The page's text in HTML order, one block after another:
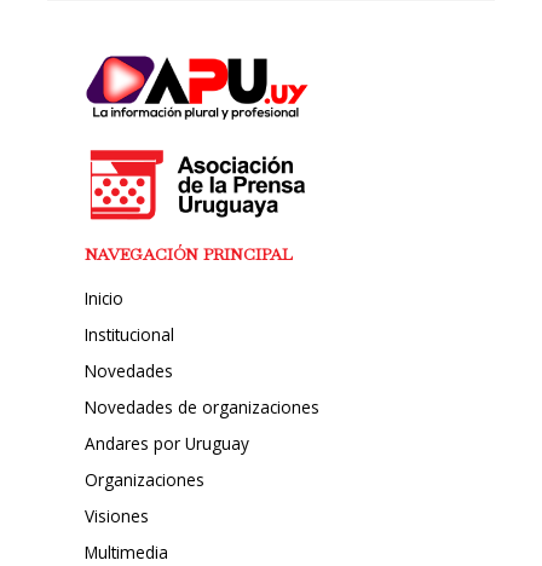
NAVEGACIÓN PRINCIPAL
Inicio
Institucional
Novedades
Novedades de organizaciones
Andares por Uruguay
Organizaciones
Visiones
Multimedia